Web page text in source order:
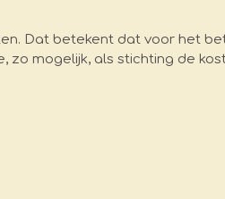
Dat betekent dat voor het
zo mogelijk, als stichting de